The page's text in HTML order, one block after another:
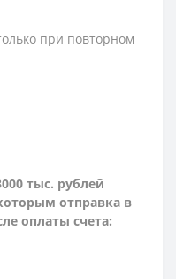
при повторном
тыс. рублей
отправка в
оплаты счета: